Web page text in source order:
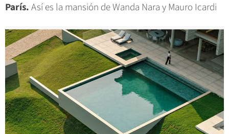
París.Así es la mansión de Wanda Nara y Mauro Icardi